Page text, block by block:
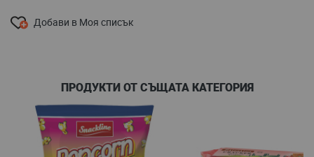
Добави в Моя списък
ПРОДУКТИ ОТ СЪЩАТА КАТЕГОРИЯ